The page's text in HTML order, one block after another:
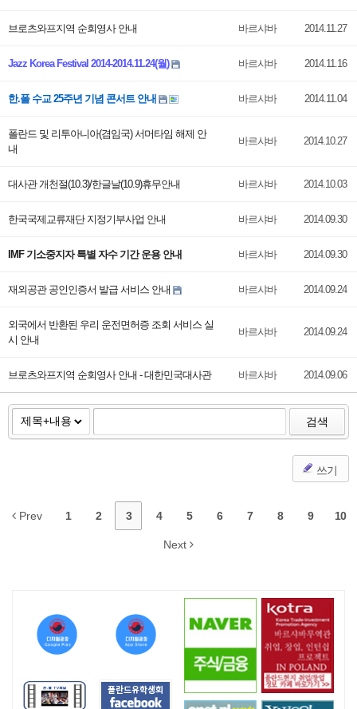
브로츠와프지역 순회영사 안내 바르샤바 2014.11.27
Jazz Korea Festival 2014-2014.11.24(월) 바르샤바 2014.11.16
한.폴 수교 25주년 기념 콘서트 안내 바르샤바 2014.11.04
폴란드 및 리투아니아(겸임국) 서머타임 해제 안
내
바르샤바 2014.10.27
대사관 개천절(10.3)/한글날(10.9)휴무안내 바르샤바 2014.10.03
한국국제교류재단 지정기부사업 안내 바르샤바 2014.09.30
IMF 기소중지자 특별 자수 기간 운용 안내 바르샤바 2014.09.30
재외공관 공인인증서 발급 서비스 안내 바르샤바 2014.09.24
외국에서 반환된 우리 운전면허증 조회 서비스 실
시 안내
바르샤바 2014.09.24
브로츠와프지역 순회영사 안내 - 대한민국대사관 바르샤바 2014.09.06
검색
쓰기
Prev 1 2 3 4 5 6 7 8 9 10
Next